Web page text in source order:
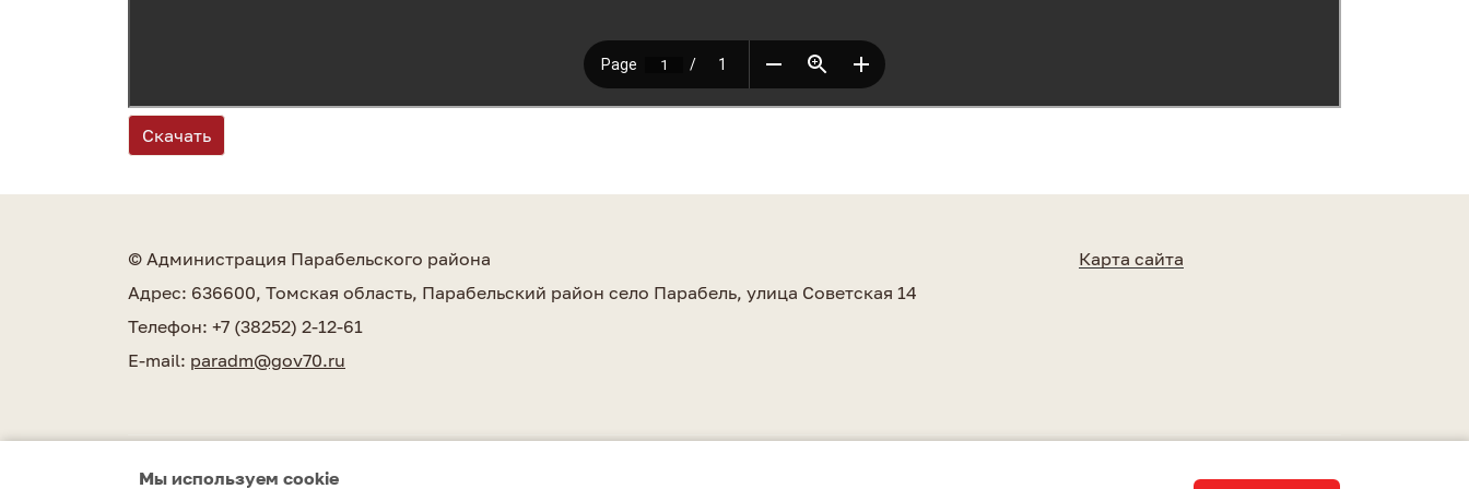
Скачать
© Администрация Парабельского района
Адрес: 636600, Томская область, Парабельский район село Парабель, улица Советская 14
Телефон: +7 (38252) 2-12-61
E-mail: paradm@gov70.ru
Карта сайта
Мы используем сookie